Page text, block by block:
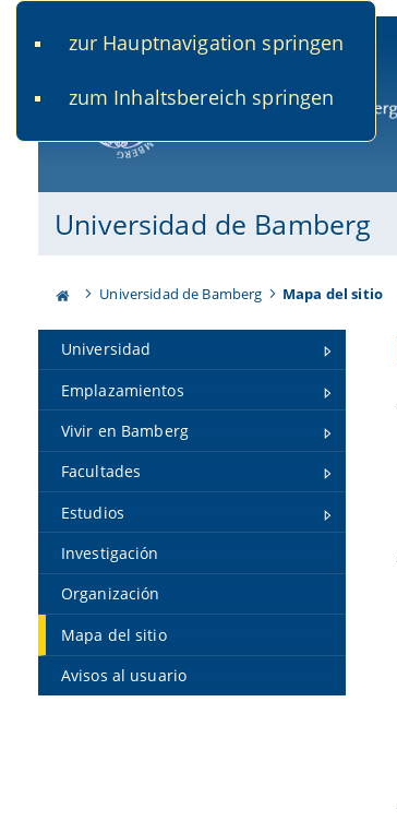
zur Hauptnavigation springen
zum Inhaltsbereich springen
Universidad de Bamberg
Universidad de Bamberg Mapa del sitio
Universidad
Emplazamientos
Vivir en Bamberg
Facultades
Estudios
Investigación
Organización
Mapa del sitio
Avisos al usuario